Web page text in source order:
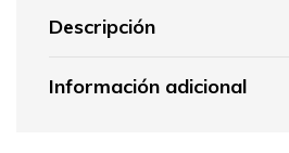
Descripción
Información adicional